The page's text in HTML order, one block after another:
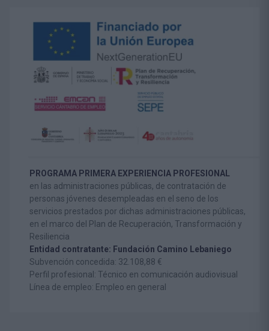
PROGRAMA PRIMERA EXPERIENCIA PROFESIONAL
en las administraciones públicas, de contratación de
personas jóvenes desempleadas en el seno de los
servicios prestados por dichas administraciones públicas,
en el marco del Plan de Recuperación, Transformación y
Resiliencia
Entidad contratante: Fundación Camino Lebaniego
Subvención concedida: 32.108,88 €
Perfil profesional: Técnico en comunicación audiovisual
Línea de empleo: Empleo en general